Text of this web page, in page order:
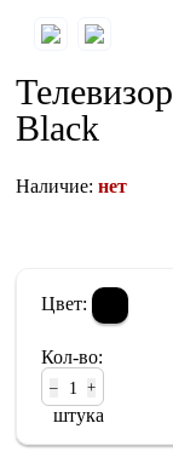
Black
Наличие:нет
Цвет:
Кол-во:
– +
штука